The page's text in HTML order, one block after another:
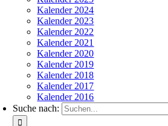
Kalender 2024
Kalender 2023
Kalender 2022
Kalender 2021
Kalender 2020
Kalender 2019
Kalender 2018
Kalender 2017
Kalender 2016
Suche nach: